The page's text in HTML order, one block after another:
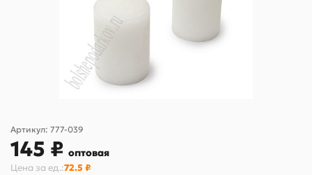
Артикул: 777-039
145 ₽ оптовая
Цена за ед.:72.5 ₽